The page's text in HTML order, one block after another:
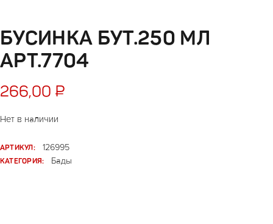
БУСИНКА БУТ.250 МЛ
АРТ.7704
266,00 ₽
Нет в наличии
АРТИКУЛ:
126995
КАТЕГОРИЯ:
Бады